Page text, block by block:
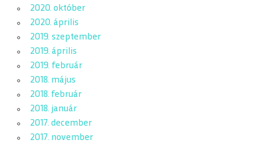
2020. október
2020. április
2019. szeptember
2019. április
2019. február
2018. május
2018. február
2018. január
2017. december
2017. november